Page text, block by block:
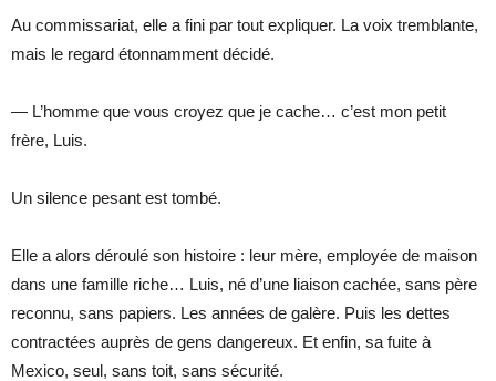
Au commissariat, elle a fini par tout expliquer. La voix tremblante,
mais le regard étonnamment décidé.
— L’homme que vous croyez que je cache… c’est mon petit
frère, Luis.
Un silence pesant est tombé.
Elle a alors déroulé son histoire : leur mère, employée de maison
dans une famille riche… Luis, né d’une liaison cachée, sans père
reconnu, sans papiers. Les années de galère. Puis les dettes
contractées auprès de gens dangereux. Et enfin, sa fuite à
Mexico, seul, sans toit, sans sécurité.